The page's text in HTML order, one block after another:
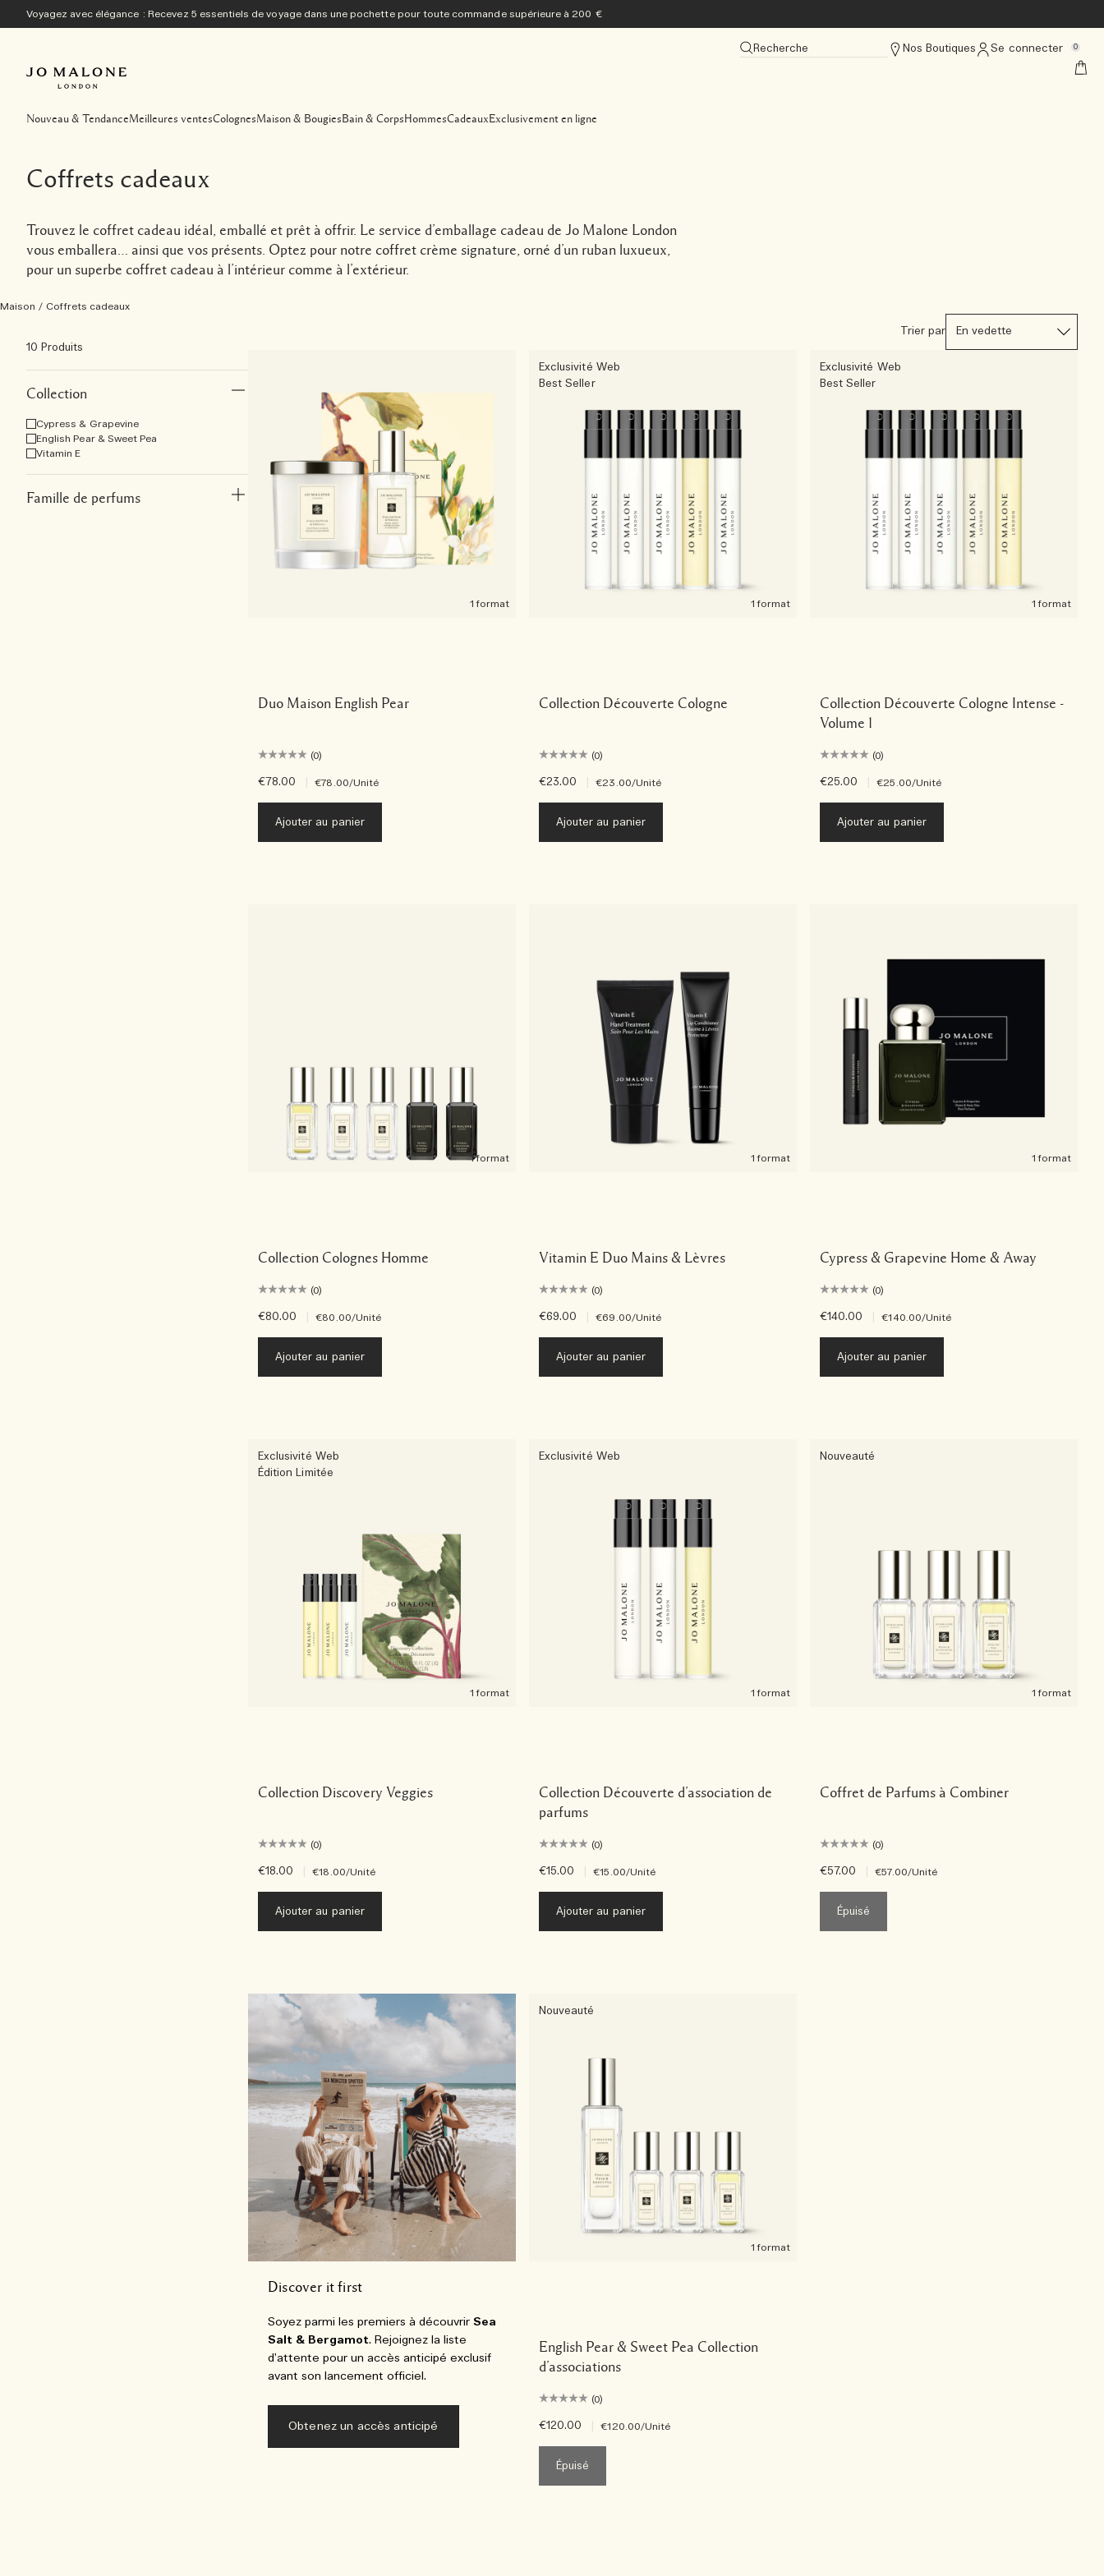
Voyagez avec élégance : Recevez 5 essentiels de voyage dans une pochette pour toute commande supérieure à 200 €
Recherche Nos Boutiques Se connecter 0
Nouveau & TendanceMeilleures ventesColognesMaison & BougiesBain & CorpsHommesCadeaux Exclusivement en ligne
Coffrets cadeaux
Trouvez le coffret cadeau idéal, emballé et prêt à offrir. Le service d’emballage cadeau de Jo Malone London
vous emballera… ainsi que vos présents. Optez pour notre coffret crème signature, orné d’un ruban luxueux,
pour un superbe coffret cadeau à l’intérieur comme à l’extérieur.
Maison / Coffrets cadeaux
10 Produits
Collection
Cypress & Grapevine
English Pear & Sweet Pea
Vitamin E
Famille de perfums
Trier par
1 format
Duo Maison English Pear
(0)
€78.00 €78.00/Unité
Ajouter au panier
Exclusivité Web
Best Seller
1 format
Collection Découverte Cologne
(0)
€23.00 €23.00/Unité
Ajouter au panier
Exclusivité Web
Best Seller
1 format
Collection Découverte Cologne Intense -
Volume 1
(0)
€25.00 €25.00/Unité
Ajouter au panier
1 format
Collection Colognes Homme
(0)
€80.00 €80.00/Unité
Ajouter au panier
1 format
Vitamin E Duo Mains & Lèvres
(0)
€69.00 €69.00/Unité
Ajouter au panier
1 format
Cypress & Grapevine Home & Away
(0)
€140.00 €140.00/Unité
Ajouter au panier
Exclusivité Web
Édition Limitée
1 format
Collection Discovery Veggies
(0)
€18.00 €18.00/Unité
Ajouter au panier
Exclusivité Web
1 format
Collection Découverte d’association de
parfums
(0)
€15.00 €15.00/Unité
Ajouter au panier
Nouveauté
1 format
Coffret de Parfums à Combiner
(0)
€57.00 €57.00/Unité
Épuisé
Discover it first
Soyez parmi les premiers à découvrir Sea
Salt & Bergamot. Rejoignez la liste
d’attente pour un accès anticipé exclusif
avant son lancement officiel.
Obtenez un accès anticipé
Nouveauté
1 format
English Pear & Sweet Pea Collection
d’associations
(0)
€120.00 €120.00/Unité
Épuisé